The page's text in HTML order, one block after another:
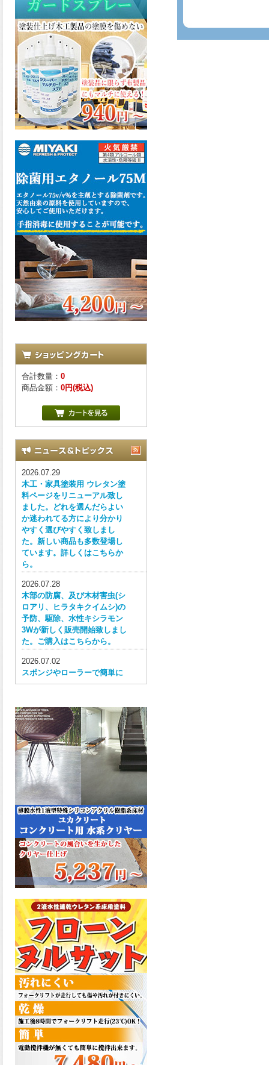
合計数量： 0
商品金額： 0円(税込)
2026.07.29
木工・家具塗装用 ウレタン塗
料ページをリニューアル致し
ました。どれを選んだらよい
か迷われてる方により分かり
やすく選びやすく致しまし
た。新しい商品も多数登場し
ています。詳しくはこちらか
ら。
2026.07.28
木部の防腐、及び木材害虫(シ
ロアリ、ヒラタキクイムシ)の
予防、駆除、水性キシラモン
3Wが新しく販売開始致しまし
た。ご購入はこちらから。
2026.07.02
スポンジやローラーで簡単に
塗ってはがせる目かくし用水
イントが新しく販売開始致し
ました。ご購入はこちらか
ら。
2026.06.30
ウレタン特有の網目構造の反
応塗膜は、強靭で耐衝撃性、
耐擦り傷性、耐摩耗性に優れ
た機能を発揮、フローンフル
トップが新しく販売開始致し
ました。ご購入はこちらか
ら。
2026.06.29
コストを重視しした材料で、
優れた性能と高品質で高度な
防水機能を発揮、フローン12
た。ご購入はこちらから。
2026.06.29
数多くの施工実績を持つ信頼
性の高い塗材 優れた性能と高
品質で高度な防水機能を発
揮、フローン11が新しく販売
開始致しました。ご購入はこ
ちらから。
2026.05.26
コンクリート特有の質感やム
ラ感と溶け合うように広がる
色彩が床と壁を印象的に仕上
げる、アクアカラー デュオト